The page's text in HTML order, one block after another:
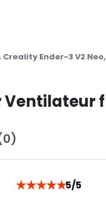
Ender-3 V2
★★★★★5/5